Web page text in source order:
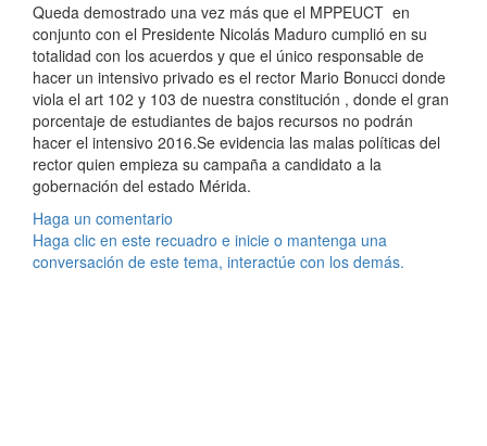
Queda demostrado una vez más que el MPPEUCT en
conjunto con el Presidente Nicolás Maduro cumplió en su
totalidad con los acuerdos y que el único responsable de
hacer un intensivo privado es el rector Mario Bonucci donde
viola el art 102 y 103 de nuestra constitución , donde el gran
porcentaje de estudiantes de bajos recursos no podrán
hacer el intensivo 2016.Se evidencia las malas políticas del
rector quien empieza su campaña a candidato a la
gobernación del estado Mérida.
Haga un comentario
Haga clic en este recuadro e inicie o mantenga una
conversación de este tema, interactúe con los demás.